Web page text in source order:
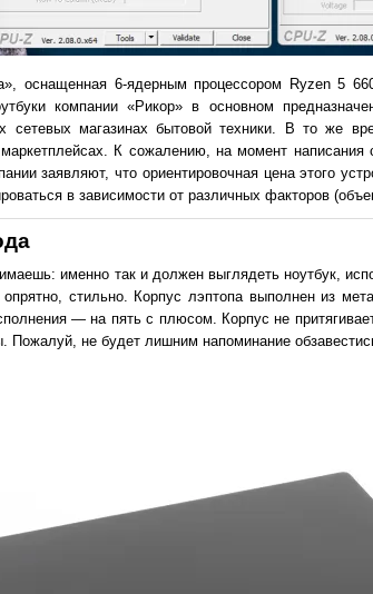
оснащенная 6-ядерным процессором Ryzen 5
компании «Рикор» в основном
магазинах бытовой техники. В то же
маркетплейсах. К сожалению, на момент
заявляют, что ориентировочная цена этого
в зависимости от различных факторов
именно так и должен выглядеть ноутбук,
стильно. Корпус лэптопа выполнен из
— на пять с плюсом. Корпус не
Пожалуй, не будет лишним напоминание